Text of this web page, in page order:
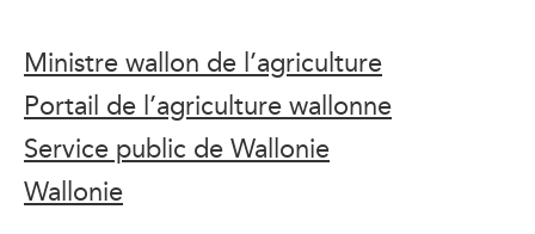
Ministre wallon de l’agriculture
Portail de l’agriculture wallonne
Service public de Wallonie
Wallonie